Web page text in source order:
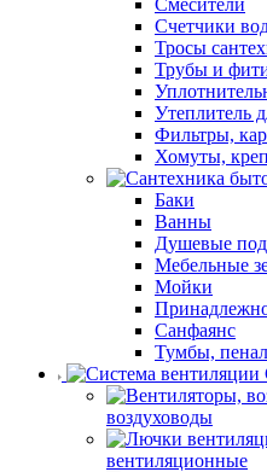
Смесители
Счетчики
Тросы
Трубы и
Утеплитель
Фильтры,
Хомуты,
Баки
Ванны
Душевые
Мебельные
Мойки
Санфаянс
Тумбы,
воздуховоды
вентиляционные